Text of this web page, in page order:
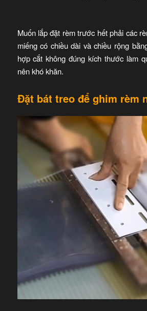
Muốn lắp đặt rèm trước hết phải các
miếng có chiều dài và chiều rộng
hợp cắt không đúng kích thước làm
nên khó khăn.
Đặt bát treo để ghim rèm